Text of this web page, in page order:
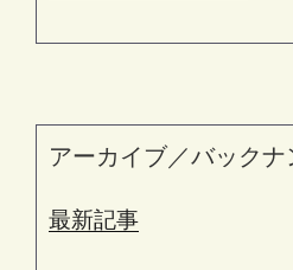
アーカイブ／バックナ
最新記事